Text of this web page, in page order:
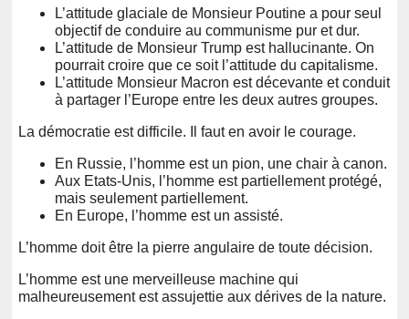
L’attitude glaciale de Monsieur Poutine a pour seul
objectif de conduire au communisme pur et dur.
L’attitude de Monsieur Trump est hallucinante. On
pourrait croire que ce soit l’attitude du capitalisme.
L’attitude Monsieur Macron est décevante et conduit
à partager l’Europe entre les deux autres groupes.
La démocratie est difficile. Il faut en avoir le courage.
En Russie, l’homme est un pion, une chair à canon.
Aux Etats-Unis, l’homme est partiellement protégé,
mais seulement partiellement.
En Europe, l’homme est un assisté.
L’homme doit être la pierre angulaire de toute décision.
L’homme est une merveilleuse machine qui
malheureusement est assujettie aux dérives de la nature.